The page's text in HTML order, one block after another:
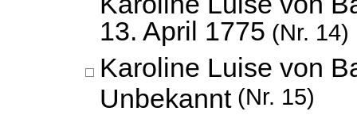
13. April 1775 (Nr. 14)
Karoline Luise von
Unbekannt (Nr. 15)